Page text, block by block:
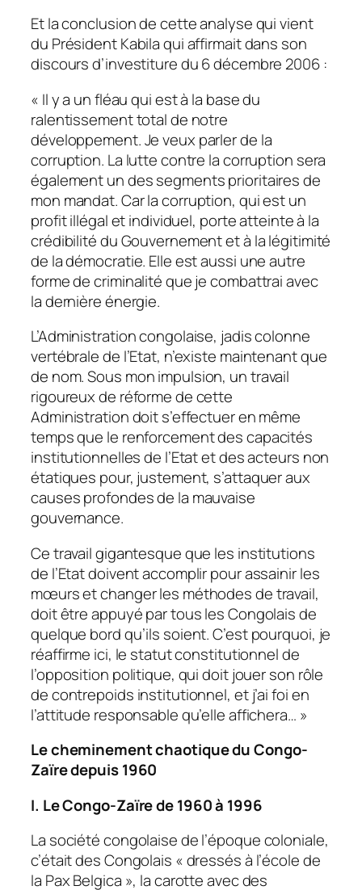
Et la conclusion de cette analyse qui vient
du Président Kabila qui affirmait dans son
discours d’investiture du 6 décembre 2006 :
« Il y a un fléau qui est à la base du
ralentissement total de notre
développement. Je veux parler de la
corruption. La lutte contre la corruption sera
également un des segments prioritaires de
mon mandat. Car la corruption, qui est un
profit illégal et individuel, porte atteinte à la
crédibilité du Gouvernement et à la légitimité
de la démocratie. Elle est aussi une autre
forme de criminalité que je combattrai avec
la dernière énergie.
L’Administration congolaise, jadis colonne
vertébrale de l’Etat, n’existe maintenant que
de nom. Sous mon impulsion, un travail
rigoureux de réforme de cette
Administration doit s’effectuer en même
temps que le renforcement des capacités
institutionnelles de l’Etat et des acteurs non
étatiques pour, justement, s’attaquer aux
causes profondes de la mauvaise
gouvernance.
Ce travail gigantesque que les institutions
de l’Etat doivent accomplir pour assainir les
mœurs et changer les méthodes de travail,
doit être appuyé par tous les Congolais de
quelque bord qu’ils soient. C’est pourquoi, je
réaffirme ici, le statut constitutionnel de
l’opposition politique, qui doit jouer son rôle
de contrepoids institutionnel, et j’ai foi en
l’attitude responsable qu’elle affichera… »
Le cheminement chaotique du Congo-
Zaïre depuis 1960
I. Le Congo-Zaïre de 1960 à 1996
La société congolaise de l’époque coloniale,
c’était des Congolais « dressés à l’école de
la Pax Belgica », la carotte avec des